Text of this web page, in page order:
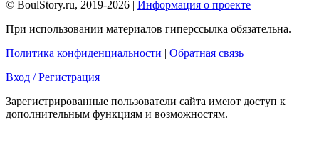
© BoulStory.ru, 2019-2026 | Информация о проекте
При использовании материалов гиперссылка обязательна.
Политика конфиденциальности | Обратная связь
Вход / Регистрация
Зарегистрированные пользователи сайта имеют доступ к
дополнительным функциям и возможностям.